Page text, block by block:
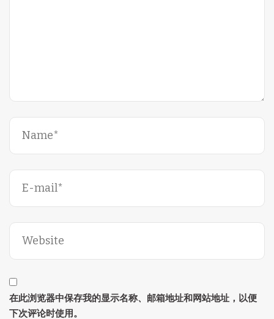
在此浏览器中保存我的显示名称、邮箱地址和网站地址，以便
下次评论时使用。